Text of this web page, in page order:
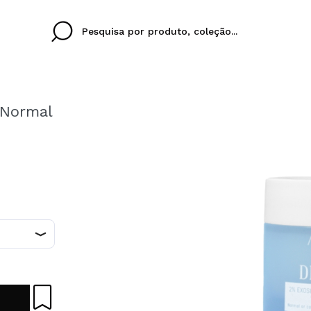
Ao criar uma conta
rapidamente, verificar
operações anteriores.
IDIOMA
colori